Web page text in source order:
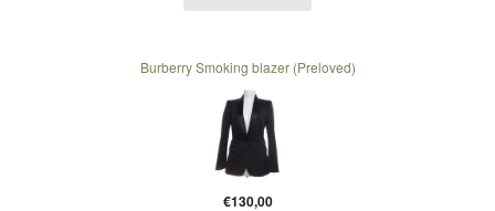
Burberry Smoking blazer (Preloved)
€130,00